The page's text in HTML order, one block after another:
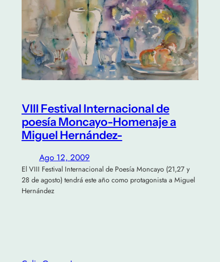
VIII Festival Internacional de
poesía Moncayo-Homenaje a
Miguel Hernández-
Ago 12, 2009
El VIII Festival Internacional de Poesía Moncayo (21,27 y
28 de agosto) tendrá este año como protagonista a Miguel
Hernández